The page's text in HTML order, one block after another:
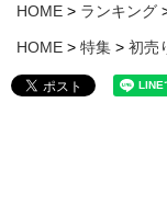
HOME ランキング
HOME 特集 初売